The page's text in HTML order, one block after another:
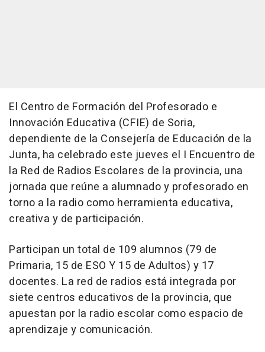
El Centro de Formación del Profesorado e
Innovación Educativa (CFIE) de Soria,
dependiente de la Consejería de Educación de la
Junta, ha celebrado este jueves el I Encuentro de
la Red de Radios Escolares de la provincia, una
jornada que reúne a alumnado y profesorado en
torno a la radio como herramienta educativa,
creativa y de participación.
Participan un total de 109 alumnos (79 de
Primaria, 15 de ESO Y 15 de Adultos) y 17
docentes. La red de radios está integrada por
siete centros educativos de la provincia, que
apuestan por la radio escolar como espacio de
aprendizaje y comunicación.